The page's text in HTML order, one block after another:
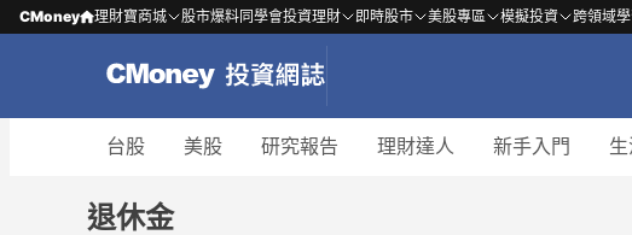
CMoney 理財寶商城 股市爆料同學會投資理財 即時股市 美股專區 模擬投資 跨領域
台股 美股 研究報告 理財達人 新手入門
退休金